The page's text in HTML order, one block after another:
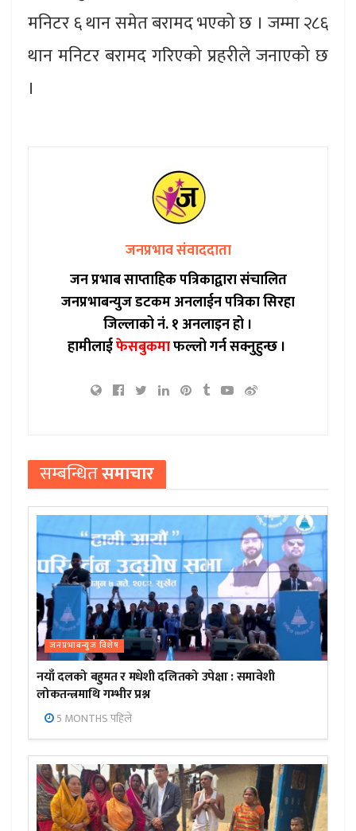
मनिटर ६ थान समेत बरामद भएको छ । जम्मा २८६
थान मनिटर बरामद गरिएको प्रहरीले जनाएको छ
।
जनप्रभाव संवाददाता
जन प्रभाब साप्ताहिक पत्रिकाद्वारा संचालित
जनप्रभाबन्युज डटकम अनलाईन पत्रिका सिरहा
जिल्लाको नं. १ अनलाइन हो ।
हामीलाईफेसबुकमाफल्लो गर्न सक्नुहुन्छ ।
सम्बन्धितसमाचार
जनप्रभाबन्युज विशेष
नयाँ दलको बहुमत र मधेशी दलितको उपेक्षा : समावेशी
लोकतन्त्रमाथि गम्भीर प्रश्न
5 MONTHS पहिले